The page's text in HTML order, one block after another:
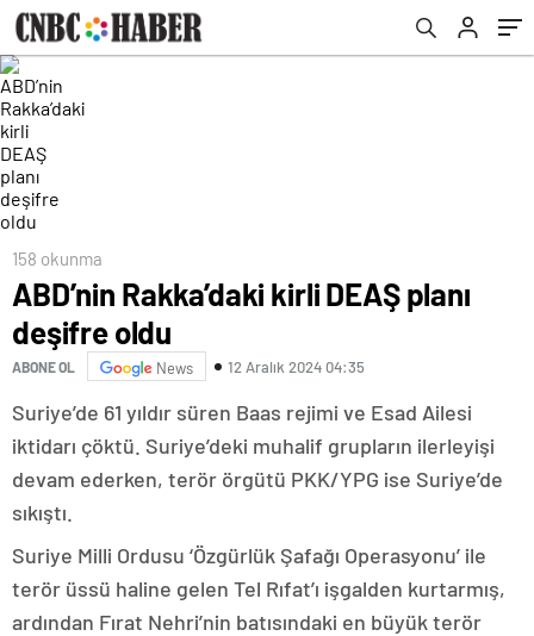
158 okunma
ABD’nin Rakka’daki kirli DEAŞ planı
deşifre oldu
ABONE OL News 12 Aralık 2024 04:35
Suriye’de 61 yıldır süren Baas rejimi ve Esad Ailesi
iktidarı çöktü. Suriye’deki muhalif grupların ilerleyişi
devam ederken, terör örgütü PKK/YPG ise Suriye’de
sıkıştı.
Suriye Milli Ordusu ‘Özgürlük Şafağı Operasyonu’ ile
terör üssü haline gelen Tel Rıfat’ı işgalden kurtarmış,
ardından Fırat Nehri’nin batısındaki en büyük terör